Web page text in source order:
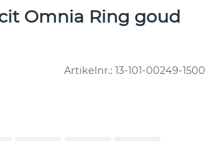
Omnia Ring goud
Artikelnr.: 13-101-00249-1500